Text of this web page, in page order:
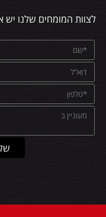
לצוות המומחים שלנו